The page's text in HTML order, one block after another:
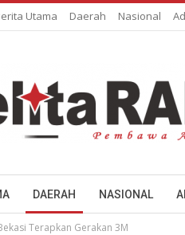
Utama Daerah Nasional
DAERAH NASIONAL
Terapkan Gerakan 3M